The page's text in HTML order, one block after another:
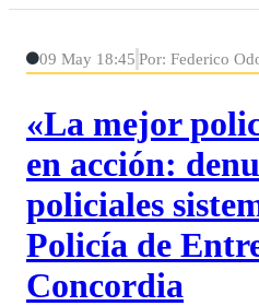
09 May 18:45 Por: Federico
«La mejor
en acción:
policiales
Policía de
Concordia